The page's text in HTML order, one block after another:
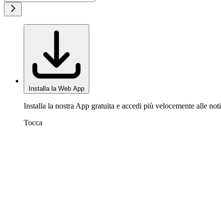
Installa la Web App
Installa la nostra App gratuita e accedi più velocemente alle
Tocca